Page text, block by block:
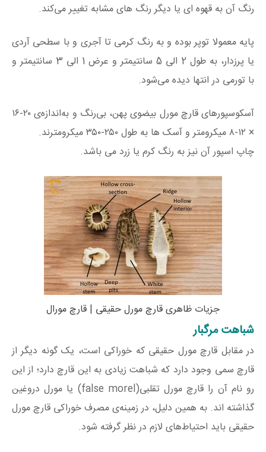
رنگ آن به قهوه ای یا دیگر رنگ های مشابه تغییر می‌کند.
پایه معمولا توپر بوده و به رنگ کرمی تا آجری و با سطحی آردی
یا پرزدار، به طول 2 الی 5 سانتیمتر و عرض 1 الی 3 سانتیمتر و
با تورمی در انتها دیده می‌شود.
آسکوسپورهای قارچ مورل بیضوی پهن، بی‌رنگ و به‌اندازه‌ی ۲۰-۱۶
× ۱۲-۸ میکرومتر و آسک ها به طول ۲۵۰-۳۵۰ میکرومترند.
چاپ اسپور آن نیز به رنگ کرم یا زرد می باشد.
جزیات ظاهری قارچ مورل حقیقی | قارچ مورال
شباهت مرگبار
در مقابل قارچ مورل حقیقی که خوراکی است، یک گونه دیگر از
قارچ سمی وجود دارد که شباهت زیادی به این قارچ دارد؛ از این
رو نام آن را قارچ مورل تقلبی(false morel) یا مورل دروغین
گذاشته اند. به همین دلیل، در زمینه‌ی مصرف خوراکی قارچ مورل
حقیقی باید احتیاط‌های لازم در نظر گرفته شود.